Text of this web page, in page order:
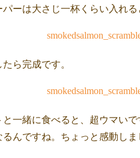
ーは大さじ一杯くらい入れる
ら完成です。
一緒に食べると、超ウマい
るんですね。ちょっと感動し